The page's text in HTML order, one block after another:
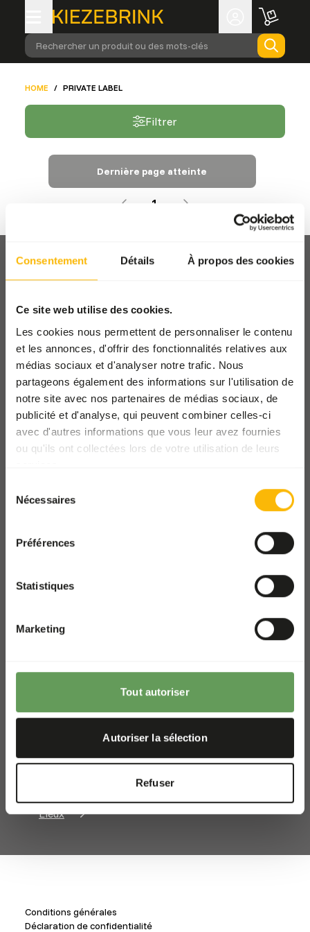
Consentement Détails À propos des cookies
Ce site web utilise des cookies.
Les cookies nous permettent de personnaliser le contenu
et les annonces, d'offrir des fonctionnalités relatives aux
médias sociaux et d'analyser notre trafic. Nous
partageons également des informations sur l'utilisation de
notre site avec nos partenaires de médias sociaux, de
publicité et d'analyse, qui peuvent combiner celles-ci
avec d'autres informations que vous leur avez fournies
ou qu'ils ont collectées lors de votre utilisation de leurs
Nécessaires
Préférences
Statistiques
Marketing
Tout autoriser
Autoriser la sélection
Refuser
Rechercher un produit ou des mots-clés
HOME / PRIVATE LABEL
Filtrer
Dernière page atteinte
1
ZOOS SHOP
Enlèvement et livraison
Lieux
Actualités
Les organismes de bienfaisance
Contact
Oude Heerweg Ruiter 73
Belgique
info@kiezebrink.be
Belgique & France
UK
Lieux
Conditions générales
Déclaration de confidentialité